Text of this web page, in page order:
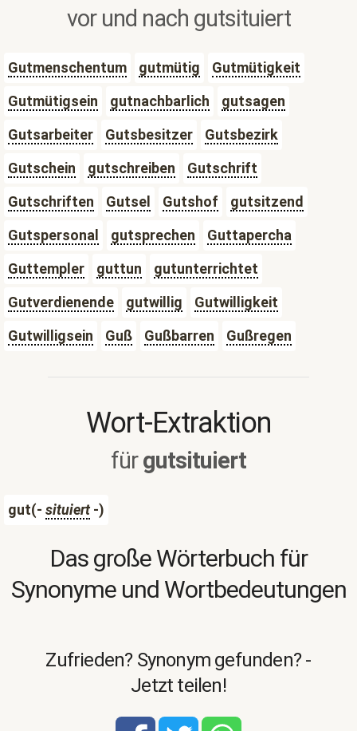
vor und nach gutsituiert
Gutmenschentum gutmütig
Gutmütigkeit
Gutmütigsein
gutnachbarlich
gutsagen
Gutsarbeiter
Gutsbesitzer
Gutsbezirk
Gutschein
gutschreiben
Gutschrift
Gutschriften
Gutsel Gutshof
gutsitzend
Gutspersonal
gutsprechen
Guttapercha
Guttempler
guttun
gutunterrichtet
Gutverdienende
gutwillig
Gutwilligkeit
Gutwilligsein
Guß Gußbarren Gußregen
Wort-Extraktion
fürgutsituiert
gut(- situiert-)
Das große Wörterbuch für
Synonyme und Wortbedeutungen
Zufrieden? Synonym gefunden? -
Jetzt teilen!